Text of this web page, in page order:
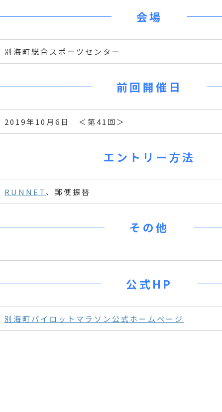
会場
別海町総合スポーツセンター
前回開催日
2019年10月6日 ＜第41回＞
エントリー方法
RUNNET 、郵便振替
その他
公式HP
別海町パイロットマラソン公式ホームページ